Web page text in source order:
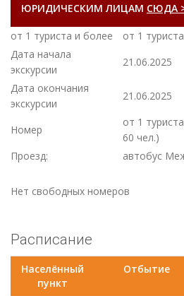
ЮРИДИЧЕСКИМ ЛИЦАМ СЮДА
от 1 туриста и более
от 1
Дата начала
экскурсии
21.06.2025
Дата окончания
экскурсии
21.06.2025
Номер
от 1
60 чел.)
Проезд:
автобус
Нет свободных номеров
Расписание
Населённый
пункт
Отбытие